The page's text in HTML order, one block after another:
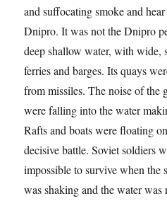
and suffocating smoke and
Dnipro. It was not the Dnipro
deep shallow water, with wide,
ferries and barges. Its quays
from missiles. The noise of the
were falling into the water
Rafts and boats were floating
decisive battle. Soviet soldiers
impossible to survive when the
was shaking and the water